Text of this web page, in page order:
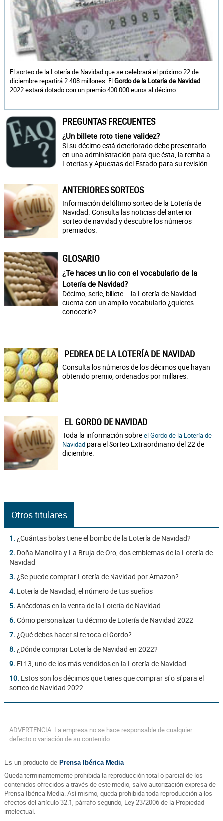
El sorteo de la Lotería de Navidad que se celebrará el próximo 22 de
diciembre repartirá 2.408 millones. ElGordo de la Lotería de Navidad
2022 estará dotado con un premio 400.000 euros al décimo.
PREGUNTAS FRECUENTES
¿Un billete roto tiene validez?
Si su décimo está deteriorado debe presentarlo
en una administración para que ésta, la remita a
Loterías y Apuestas del Estado para su revisión
ANTERIORES SORTEOS
Información del último sorteo de la Lotería de
Navidad. Consulta las noticias del anterior
sorteo de navidad y descubre los números
premiados.
GLOSARIO
¿Te haces un lío con el vocabulario de la
Lotería de Navidad?
Décimo, serie, billete... la Lotería de Navidad
cuenta con un amplio vocabulario ¿quieres
conocerlo?
PEDREA DE LA LOTERÍA DE NAVIDAD
Consulta los números de los décimos que hayan
obtenido premio, ordenados por millares.
EL GORDO DE NAVIDAD
Toda la información sobreel Gordo de la Lotería de
Navidad para el Sorteo Extraordinario del 22 de
diciembre.
Otros titulares
1. ¿Cuántas bolas tiene el bombo de la Lotería de Navidad?
2. Doña Manolita y La Bruja de Oro, dos emblemas de la Lotería de
Navidad
3. ¿Se puede comprar Lotería de Navidad por Amazon?
4. Lotería de Navidad, el número de tus sueños
5. Anécdotas en la venta de la Lotería de Navidad
6. Cómo personalizar tu décimo de Lotería de Navidad 2022
7. ¿Qué debes hacer si te toca el Gordo?
8. ¿Dónde comprar Lotería de Navidad en 2022?
9. El 13, uno de los más vendidos en la Lotería de Navidad
10. Estos son los décimos que tienes que comprar sí o sí para el
sorteo de Navidad 2022
ADVERTENCIA: La empresa no se hace responsable de cualquier
defecto o variación de su contenido.
Es un producto de Prensa Ibérica Media
Queda terminantemente prohibida la reproducción total o parcial de los
contenidos ofrecidos a través de este medio, salvo autorización expresa de
Prensa Ibérica Media. Así mismo, queda prohibida toda reproducción a los
efectos del artículo 32.1, párrafo segundo, Ley 23/2006 de la Propiedad
intelectual.